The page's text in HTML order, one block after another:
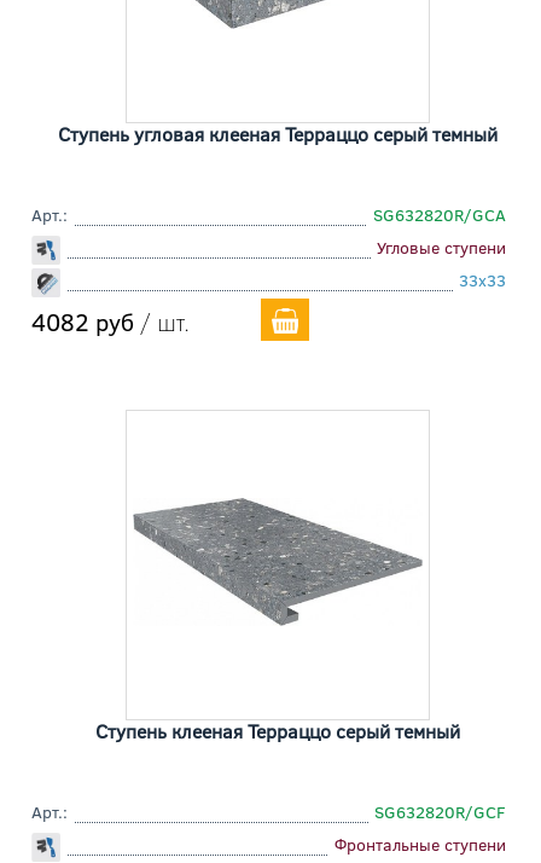
Ступень угловая клееная Терраццо серый темный
Арт.:
SG632820R/GCA
Угловые ступени
33x33
4082 руб / шт.
Ступень клееная Терраццо серый темный
Арт.:
SG632820R/GCF
Фронтальные ступени